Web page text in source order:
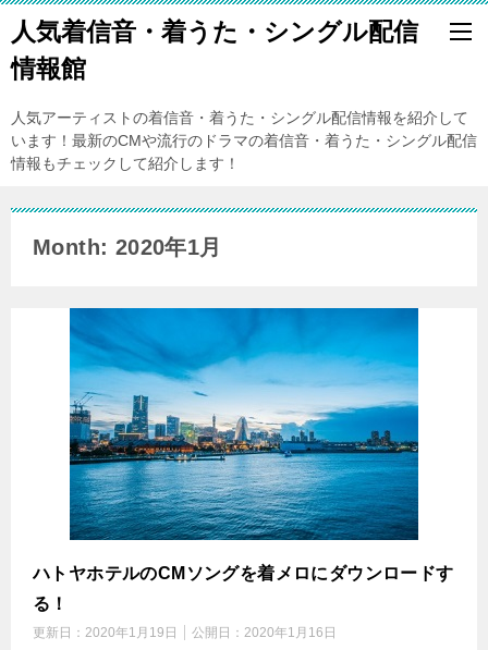
人気着信音・着うた・シングル配信
情報館
人気アーティストの着信音・着うた・シングル配信情報を紹介して
います！最新のCMや流行のドラマの着信音・着うた・シングル配信
情報もチェックして紹介します！
Month: 2020年1月
ハトヤホテルのCMソングを着メロにダウンロードす
る！
更新日： 2020年1月19日 公開日： 2020年1月16日